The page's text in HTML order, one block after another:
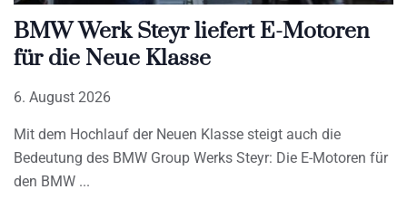
BMW Werk Steyr liefert E-Motoren
für die Neue Klasse
6. August 2026
Mit dem Hochlauf der Neuen Klasse steigt auch die
Bedeutung des BMW Group Werks Steyr: Die E-Motoren für
den BMW